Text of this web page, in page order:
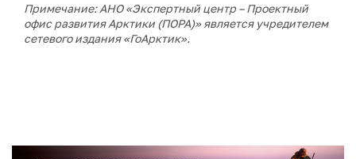
Примечание: АНО «Экспертный центр – Проектный
офис развития Арктики (ПОРА)» является учредителем
сетевого издания «ГоАрктик».